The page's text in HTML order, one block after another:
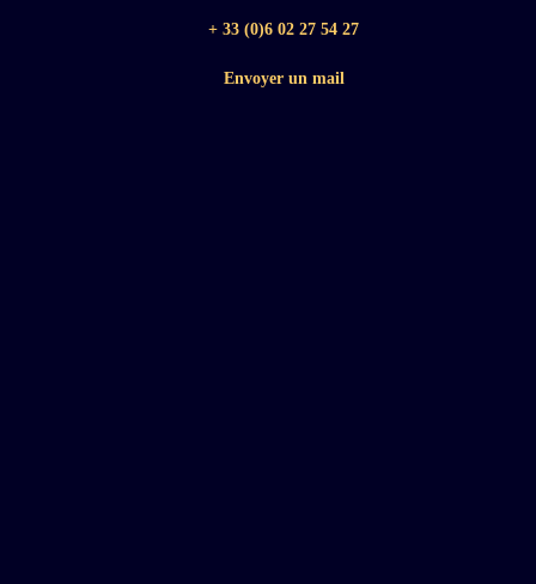
+ 33 (0)6 02 27 54 27
Envoyer un mail